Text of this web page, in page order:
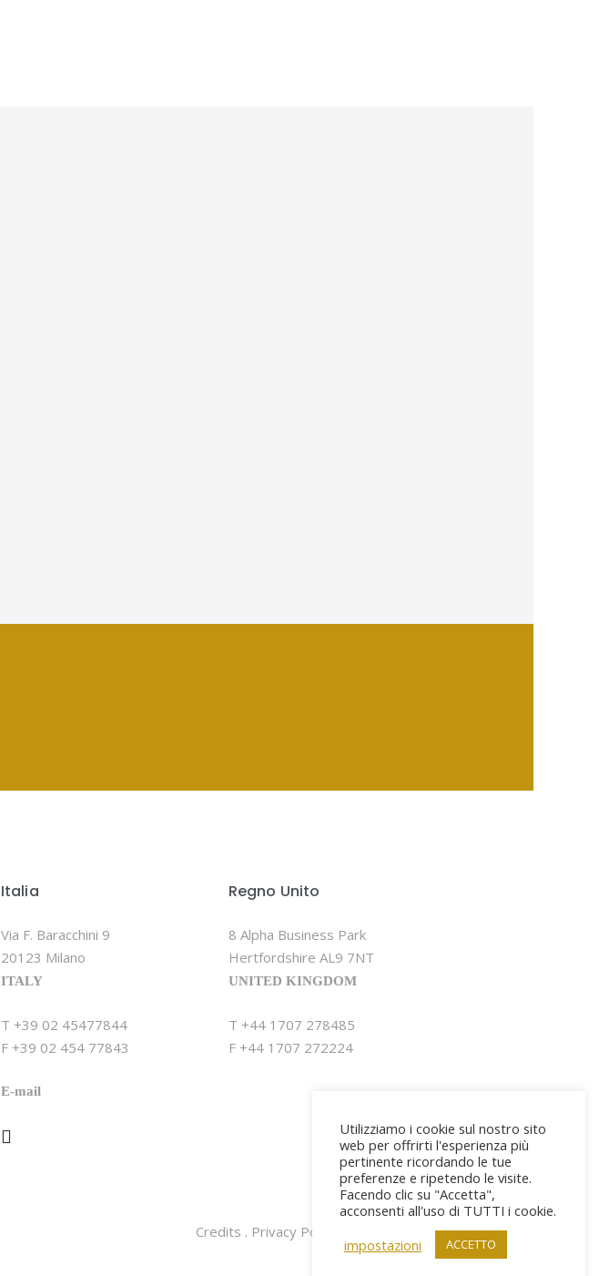
Italia
Via F. Baracchini 9
20123 Milano
ITALY
T +39 02 45477844
F +39 02 454 77843
E-mail
Regno Unito
8 Alpha Business Park
Hertfordshire AL9 7NT
UNITED KINGDOM
T +44 1707 278485
F +44 1707 272224
Credits . Privacy Policy
Utilizziamo i cookie sul nostro sito
web per offrirti l'esperienza più
pertinente ricordando le tue
preferenze e ripetendo le visite.
Facendo clic su "Accetta",
acconsenti all'uso di TUTTI i cookie.
impostazioni
ACCETTO